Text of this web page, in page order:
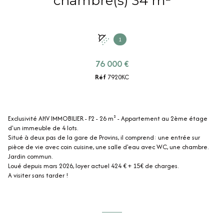
1
76 000 €
Réf 7920KC
Exclusivité AHV IMMOBILIER - F2 - 26 m² - Appartement au 2ème étage
d'un immeuble de 4 lots.
Situé à deux pas de la gare de Provins, il comprend: une entrée sur
pièce de vie avec coin cuisine, une salle d'eau avec WC, une chambre.
Jardin commun.
Loué depuis mars 2026, loyer actuel 424 € + 15€ de charges.
A visiter sans tarder !